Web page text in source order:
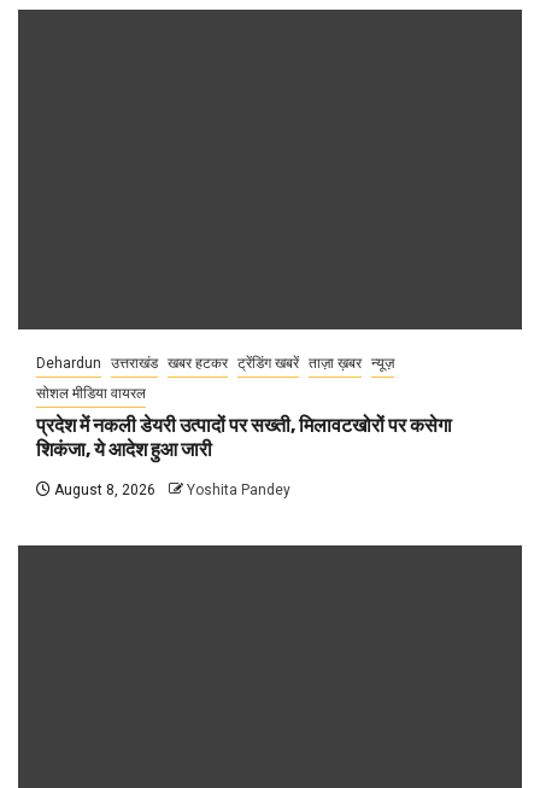
Dehardun उत्तराखंड खबर हटकर ट्रेंडिंग खबरें ताज़ा ख़बर न्यूज़
सोशल मीडिया वायरल
प्रदेश में नकली डेयरी उत्पादों पर सख्ती, मिलावटखोरों पर कसेगा
शिकंजा, ये आदेश हुआ जारी
August 8, 2026 Yoshita Pandey